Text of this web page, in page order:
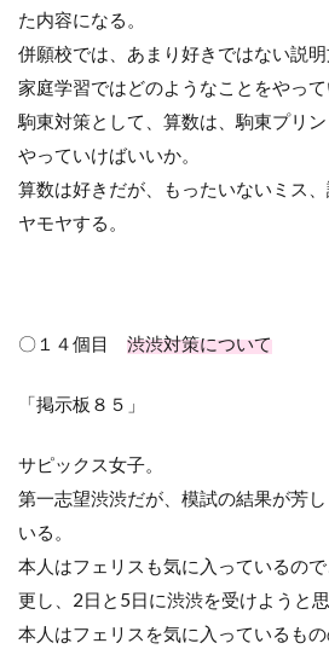
た内容になる。
併願校では、あまり好きではない説
家庭学習ではどのようなことをやって
駒東対策として、算数は、駒東プリ
やっていけばいいか。
算数は好きだが、もったいないミス
ヤモヤする。
〇１４個目 渋渋対策について
「掲示板８５」
サピックス女子。
第一志望渋渋だが、模試の結果が芳
いる。
本人はフェリスも気に入っているの
更し、 2日と 5日に渋渋を受けようと思
本人はフェリスを気に入っているも